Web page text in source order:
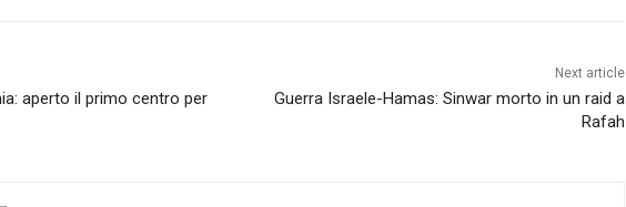
aperto il primo centro per
Next article
Guerra Israele-Hamas: Sinwar morto in un raid a
Rafah